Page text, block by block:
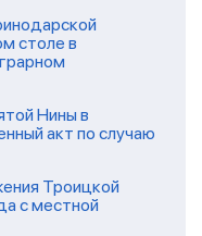
столе в
Нины в
акт по случаю
Троицкой
с местной